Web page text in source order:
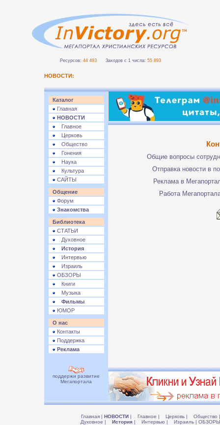
Ресурсов: 44 493 Заходов с 1 числа: 55 893
НОВОСТИ:
Каталог
Главная
НОВОСТИ
Главное
Церковь
Общество
Гонения
Наука
Культура
САЙТЫ
Общение
Форум
Знакомства
Библиотека
СТАТЬИ
Духовное
История
Интервью
Израиль
ОБЗОРЫ
Книги
Музыка
Фильмы
ЮМОР
О нас
Контакты
Поддержка
Реклама
Общие вопросы
Отправка новости в
Реклама в
Работа
поддержи развитие
Мегапортала
Главная | НОВОСТИ | Главное | Церковь | Общество |
Духовное | История | Интервью | Израиль |